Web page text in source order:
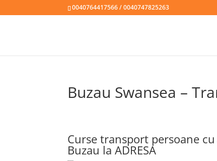
0040764417566 / 0040747825263
Buzau Swansea –
Curse transport persoane
Buzau la ADRESA